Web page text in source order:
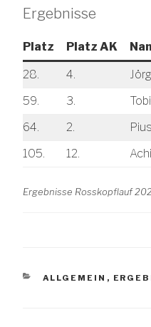
Ergebnisse
Platz Platz AK
28. 4.
59.
3.
64.
2.
105.
12.
Ergebnisse Rosskopflauf
KATEGORIEN
ALLGEMEIN ,